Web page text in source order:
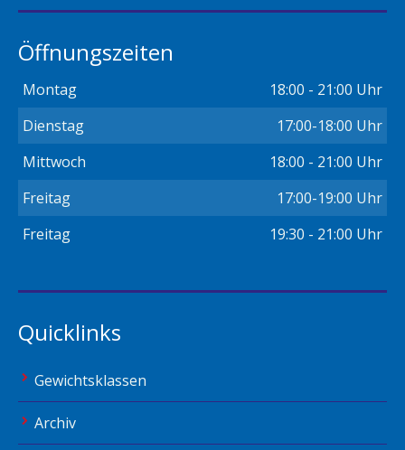
Öffnungszeiten
Montag
18:00 - 21:00 Uhr
Dienstag
17:00-18:00 Uhr
Mittwoch
18:00 - 21:00 Uhr
Freitag
17:00-19:00 Uhr
Freitag
19:30 - 21:00 Uhr
Quicklinks
Gewichtsklassen
Archiv